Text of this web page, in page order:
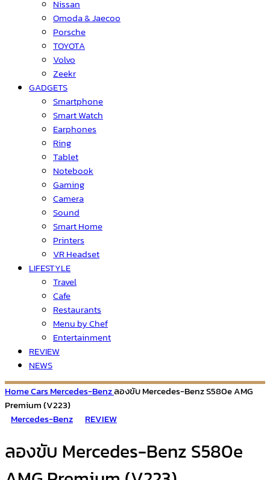
Nissan
Omoda & Jaecoo
Porsche
TOYOTA
Volvo
Zeekr
GADGETS
Smartphone
Smart Watch
Earphones
Ring
Tablet
Notebook
Gaming
Camera
Sound
Smart Home
Printers
VR Headset
LIFESTYLE
Travel
Cafe
Restaurants
Menu by Chef
Entertainment
REVIEW
NEWS
HomeCarsMercedes-Benzลองขับ Mercedes-Benz S580e AMG
Premium (V223)
Mercedes-Benz
REVIEW
ลองขับ Mercedes-Benz S580e